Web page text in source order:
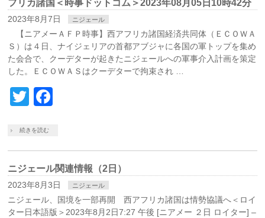
フリカ諸国＜時事ドットコム＞2023年08月05日10時42分
2023年8月7日 ニジェール
【ニアメーＡＦＰ時事】西アフリカ諸国経済共同体（ＥＣＯＷＡ
Ｓ）は４日、ナイジェリアの首都アブジャに各国の軍トップを集め
た会合で、クーデターが起きたニジェールへの軍事介入計画を策定
した。ＥＣＯＷＡＳはクーデターで拘束され …
Twitter
続きを読む
ニジェール関連情報（2日）
2023年8月3日 ニジェール
ニジェール、国境を一部再開 西アフリカ諸国は情勢協議へ＜ロイ
ター日本語版＞2023年8月2日7:27 午後 [ニアメー ２日 ロイター] –